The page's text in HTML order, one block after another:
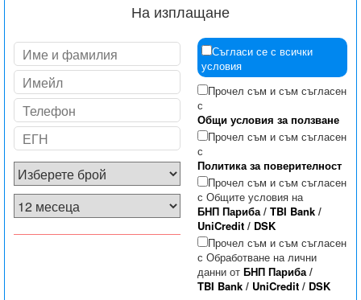
На изплащане
Съгласи се с всички
условия
Прочел съм и съм съгласен
с
Общи условия за ползване
Прочел съм и съм съгласен
с
Политика за поверителност
Прочел съм и съм съгласен
с Общите условия на
БНП Париба/ TBI Bank/
UniCredit/ DSK
Прочел съм и съм съгласен
с Обработване на лични
данни от БНП Париба/
TBI Bank/ UniCredit/ DSK